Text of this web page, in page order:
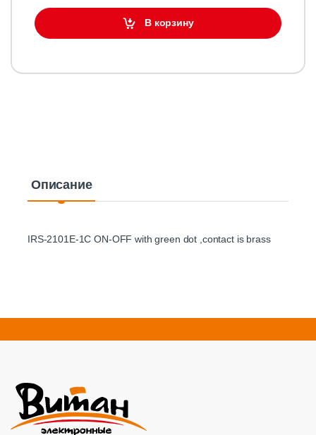
В корзину
Описание
IRS-2101E-1C ON-OFF with green dot ,contact is brass